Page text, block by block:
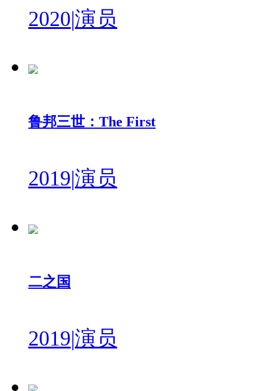
2020|演员
鲁邦三世：The First
2019|演员
二之国
2019|演员